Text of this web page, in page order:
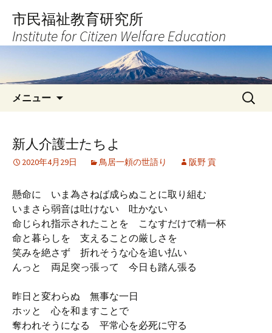
へ
キ
市民福祉教育研究所
Institute for Citizen Welfare Education
メニュー
検
索:
新人介護士たちよ
2020年4月29日 鳥居一頼の世語り 阪野 貢
懸命に いま為さねば成らぬことに取り組む
いまさら弱音は吐けない 吐かない
命じられ指示されたことを こなすだけで精一杯
命と暮らしを 支えることの厳しさを
笑みを絶さず 折れそうな心を追い払い
んっと 両足突っ張って 今日も踏ん張る
昨日と変わらぬ 無事な一日
ホッと 心を和ますことで
奪われそうになる 平常心を必死に守る